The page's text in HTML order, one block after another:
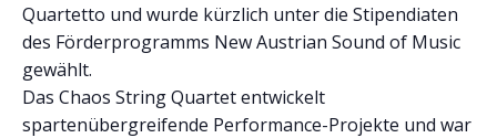
Quartetto und wurde kürzlich unter die Stipendiaten
des Förderprogramms New Austrian Sound of Music
gewählt.
Das Chaos String Quartet entwickelt
spartenübergreifende Performance-Projekte und war